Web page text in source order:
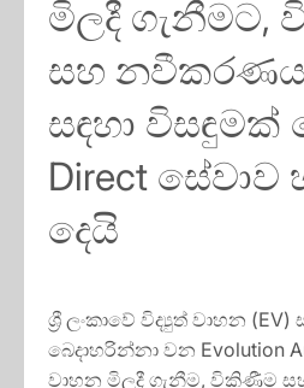
මිලදී ගැනීමට,
සහ නවීකරණය
සඳහා විසඳුමක්
Direct සේවාව
දෙයි
ශ්‍රී ලංකාවේ විද්‍යුත් වාහන
බෙදාහරින්නා වන Evolution
වාහන මිලදී ගැනීම, විකිණීම